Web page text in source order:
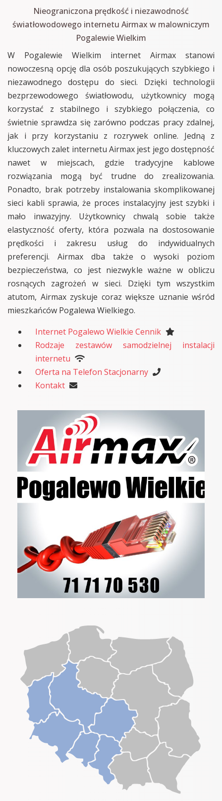
Nieograniczona prędkość i niezawodność
światłowodowego internetu Airmax w malowniczym
Pogalewie Wielkim
W Pogalewie Wielkim internet Airmax stanowi
nowoczesną opcję dla osób poszukujących szybkiego i
niezawodnego dostępu do sieci. Dzięki technologii
bezprzewodowego światłowodu, użytkownicy mogą
korzystać z stabilnego i szybkiego połączenia, co
świetnie sprawdza się zarówno podczas pracy zdalnej,
jak i przy korzystaniu z rozrywek online. Jedną z
kluczowych zalet internetu Airmax jest jego dostępność
nawet w miejscach, gdzie tradycyjne kablowe
rozwiązania mogą być trudne do zrealizowania.
Ponadto, brak potrzeby instalowania skomplikowanej
sieci kabli sprawia, że proces instalacyjny jest szybki i
mało inwazyjny. Użytkownicy chwalą sobie także
elastyczność oferty, która pozwala na dostosowanie
prędkości i zakresu usług do indywidualnych
preferencji. Airmax dba także o wysoki poziom
bezpieczeństwa, co jest niezwykle ważne w obliczu
rosnących zagrożeń w sieci. Dzięki tym wszystkim
atutom, Airmax zyskuje coraz większe uznanie wśród
mieszkańców Pogalewa Wielkiego.
Internet Pogalewo Wielkie Cennik
Rodzaje zestawów samodzielnej instalacji
internetu
Oferta na Telefon Stacjonarny
Kontakt